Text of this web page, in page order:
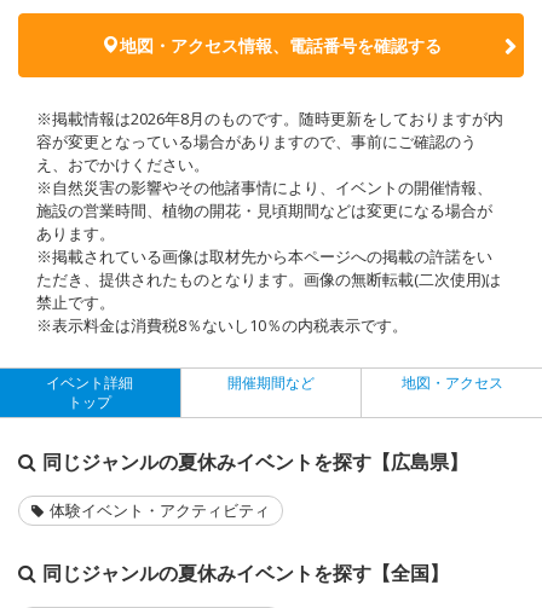
地図・アクセス情報、電話番号を確認する
※掲載情報は2026年8月のものです。随時更新をしておりますが内
容が変更となっている場合がありますので、事前にご確認のう
え、おでかけください。
※自然災害の影響やその他諸事情により、イベントの開催情報、
施設の営業時間、植物の開花・見頃期間などは変更になる場合が
あります。
※掲載されている画像は取材先から本ページへの掲載の許諾をい
ただき、提供されたものとなります。画像の無断転載(二次使用)は
禁止です。
※表示料金は消費税8％ないし10％の内税表示です。
イベント詳細
トップ
開催期間など 地図・アクセス
同じジャンルの夏休みイベントを探す【広島県】
体験イベント・アクティビティ
同じジャンルの夏休みイベントを探す【全国】